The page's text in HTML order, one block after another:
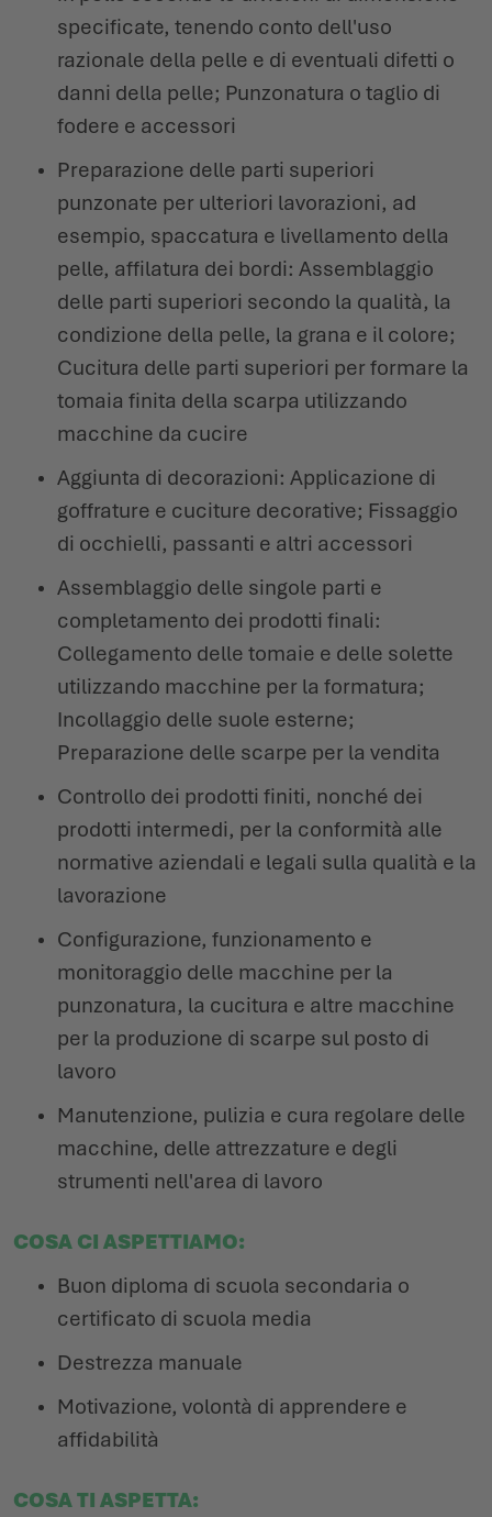
SCARPE INVERNALI
LOWA PROFESSIONAL
SCARPE INVERNALI
LOWA PROFESSIONAL
L'ESTATE CI ASPETTA LÀ FUORI
EVENTI
NEWS
CARRIERA
specificate, tenendo conto dell'uso
razionale della pelle e di eventuali difetti o
danni della pelle; Punzonatura o taglio di
fodere e accessori
Preparazione delle parti superiori
punzonate per ulteriori lavorazioni, ad
esempio, spaccatura e livellamento della
pelle, affilatura dei bordi: Assemblaggio
delle parti superiori secondo la qualità, la
condizione della pelle, la grana e il colore;
Cucitura delle parti superiori per formare la
tomaia finita della scarpa utilizzando
macchine da cucire
Aggiunta di decorazioni: Applicazione di
goffrature e cuciture decorative; Fissaggio
di occhielli, passanti e altri accessori
Assemblaggio delle singole parti e
completamento dei prodotti finali:
Collegamento delle tomaie e delle solette
utilizzando macchine per la formatura;
Incollaggio delle suole esterne;
Preparazione delle scarpe per la vendita
Controllo dei prodotti finiti, nonché dei
prodotti intermedi, per la conformità alle
normative aziendali e legali sulla qualità e la
lavorazione
Configurazione, funzionamento e
monitoraggio delle macchine per la
punzonatura, la cucitura e altre macchine
per la produzione di scarpe sul posto di
lavoro
Manutenzione, pulizia e cura regolare delle
macchine, delle attrezzature e degli
strumenti nell'area di lavoro
COSA CI ASPETTIAMO:
Buon diploma di scuola secondaria o
certificato di scuola media
Destrezza manuale
Motivazione, volontà di apprendere e
affidabilità
COSA TI ASPETTA: